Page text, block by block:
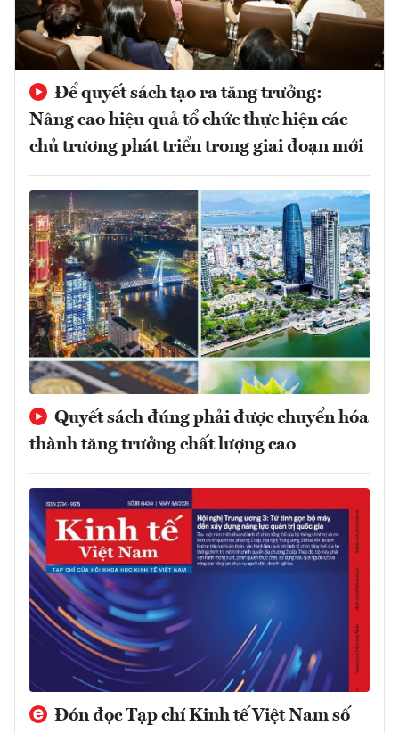
Để quyết sách tạo ra tăng trưởng:
Nâng cao hiệu quả tổ chức thực hiện các
chủ trương phát triển trong giai đoạn mới
Quyết sách đúng phải được chuyển hóa
thành tăng trưởng chất lượng cao
Đón đọc Tạp chí Kinh tế Việt Nam số